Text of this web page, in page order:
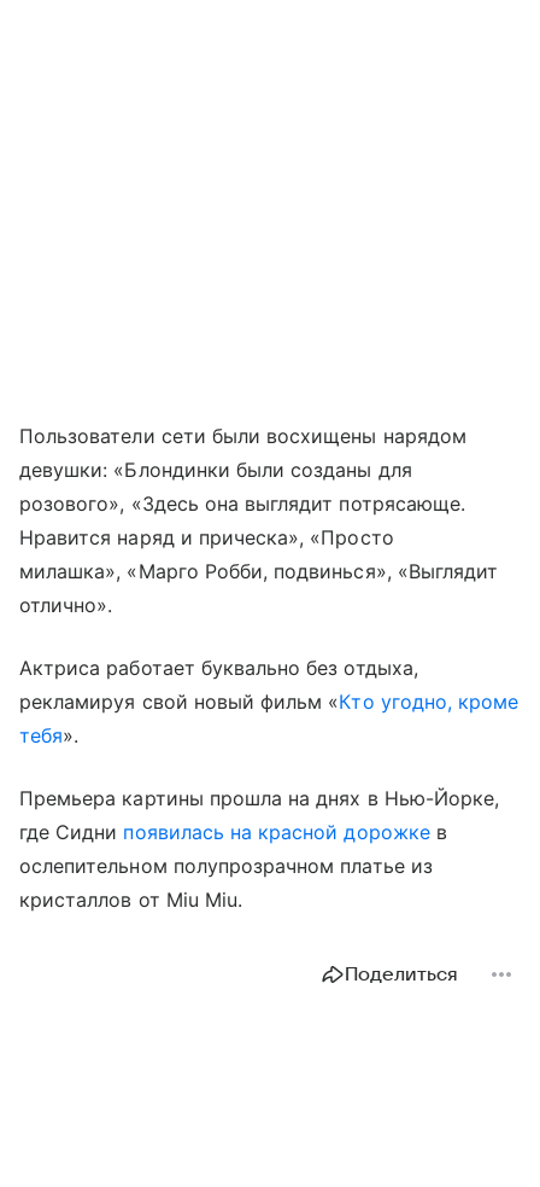
Пользователи сети были восхищены нарядом
девушки: «Блондинки были созданы для
розового», «Здесь она выглядит потрясающе.
Нравится наряд и прическа», «Просто
милашка», «Марго Робби, подвинься», «Выглядит
отлично».
Актриса работает буквально без отдыха,
рекламируя свой новый фильм «Кто угодно, кроме
тебя».
Премьера картины прошла на днях в Нью-Йорке,
где Сидни появилась на красной дорожкев
ослепительном полупрозрачном платье из
кристаллов от Miu Miu.
Поделиться